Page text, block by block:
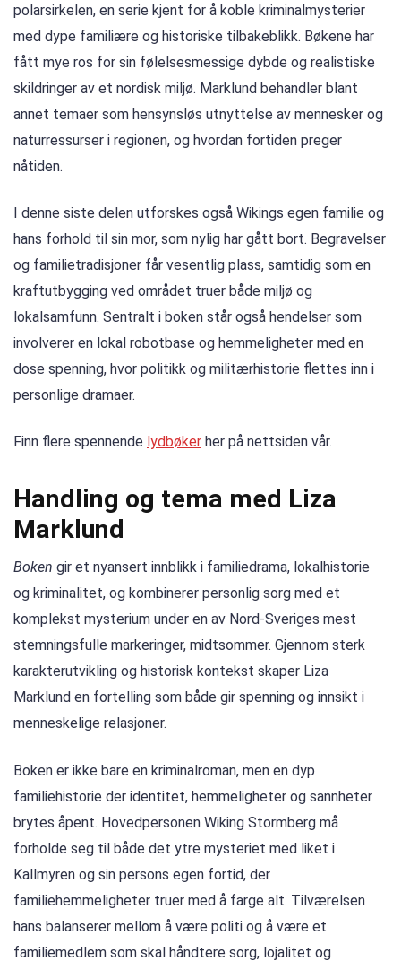
polarsirkelen, en serie kjent for å koble kriminalmysterier
med dype familiære og historiske tilbakeblikk. Bøkene har
fått mye ros for sin følelsesmessige dybde og realistiske
skildringer av et nordisk miljø. Marklund behandler blant
annet temaer som hensynsløs utnyttelse av mennesker og
naturressurser i regionen, og hvordan fortiden preger
nåtiden.
I denne siste delen utforskes også Wikings egen familie og
hans forhold til sin mor, som nylig har gått bort. Begravelser
og familietradisjoner får vesentlig plass, samtidig som en
kraftutbygging ved området truer både miljø og
lokalsamfunn. Sentralt i boken står også hendelser som
involverer en lokal robotbase og hemmeligheter med en
dose spenning, hvor politikk og militærhistorie flettes inn i
personlige dramaer.
Finn flere spennende lydbøker her på nettsiden vår.
Handling og tema med Liza
Marklund
Boken gir et nyansert innblikk i familiedrama, lokalhistorie
og kriminalitet, og kombinerer personlig sorg med et
komplekst mysterium under en av Nord-Sveriges mest
stemningsfulle markeringer, midtsommer. Gjennom sterk
karakterutvikling og historisk kontekst skaper Liza
Marklund en fortelling som både gir spenning og innsikt i
menneskelige relasjoner.
Boken er ikke bare en kriminalroman, men en dyp
familiehistorie der identitet, hemmeligheter og sannheter
brytes åpent. Hovedpersonen Wiking Stormberg må
forholde seg til både det ytre mysteriet med liket i
Kallmyren og sin persons egen fortid, der
familiehemmeligheter truer med å farge alt. Tilværelsen
hans balanserer mellom å være politi og å være et
familiemedlem som skal håndtere sorg, lojalitet og